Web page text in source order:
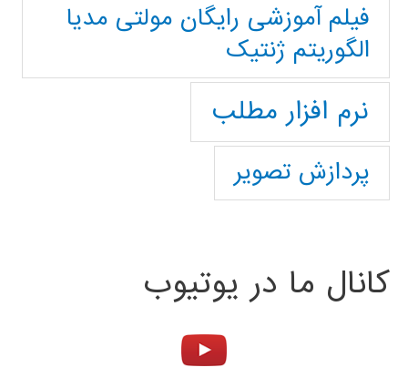
فیلم آموزشی رایگان مولتی مدیا
الگوریتم ژنتیک
نرم افزار مطلب
پردازش تصویر
کانال ما در یوتیوب